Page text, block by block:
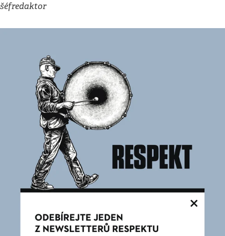
šéfredaktor